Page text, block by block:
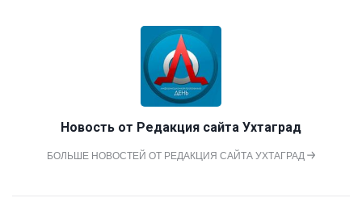
Новость от Редакция сайта Ухтаград
БОЛЬШЕ НОВОСТЕЙ ОТ РЕДАКЦИЯ САЙТА УХТАГРАД